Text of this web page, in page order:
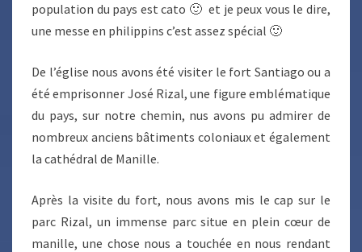
population du pays est cato 🙂 et je peux vous le dire,
une messe en philippins c’est assez spécial 🙂
De l’église nous avons été visiter le fort Santiago ou a
été emprisonner José Rizal, une figure emblématique
du pays, sur notre chemin, nus avons pu admirer de
nombreux anciens bâtiments coloniaux et également
la cathédral de Manille.
Après la visite du fort, nous avons mis le cap sur le
parc Rizal, un immense parc situe en plein cœur de
manille, une chose nous a touchée en nous rendant